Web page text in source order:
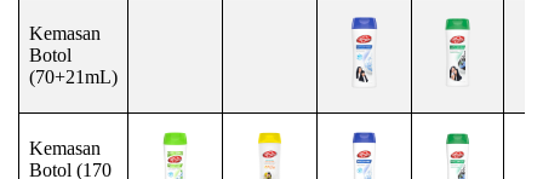
Kemasan
Botol
(70+21mL)
Kemasan
Botol (170